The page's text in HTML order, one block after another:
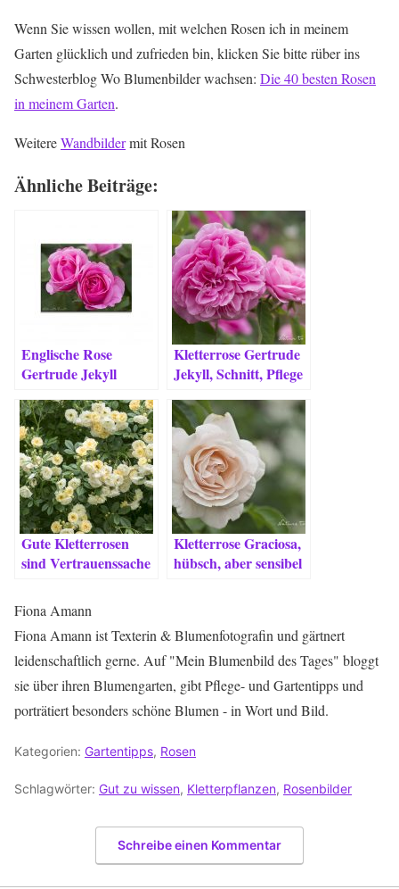
Wenn Sie wissen wollen, mit welchen Rosen ich in meinem
Garten glücklich und zufrieden bin, klicken Sie bitte rüber ins
Schwesterblog Wo Blumenbilder wachsen: Die 40 besten Rosen
in meinem Garten.
WeitereWandbildermit Rosen
Ähnliche Beiträge:
Englische Rose
Gertrude Jekyll
Besonderheiten
Kletterrose Gertrude
Jekyll, Schnitt, Pflege
Gute Kletterrosen
sind Vertrauenssache
Kletterrose Graciosa,
hübsch, aber sensibel
Fiona Amann
Fiona Amann ist Texterin & Blumenfotografin und gärtnert
leidenschaftlich gerne. Auf "Mein Blumenbild des Tages" bloggt
sie über ihren Blumengarten, gibt Pflege- und Gartentipps und
porträtiert besonders schöne Blumen - in Wort und Bild.
Kategorien: Gartentipps, Rosen
Schlagwörter: Gut zu wissen, Kletterpflanzen, Rosenbilder
Schreibe einen Kommentar